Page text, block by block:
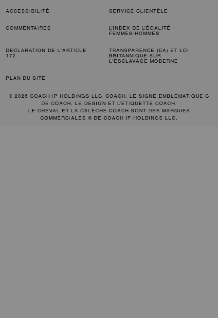
ACCESSIBILITÉ SERVICE CLIENTÈLE
COMMENTAIRES
L’INDEX DE L’ÉGALITÉ
FEMMES-HOMMES
DÉCLARATION DE L'ARTICLE
172
TRANSPARENCE (CA) ET LOI
BRITANNIQUE SUR
L'ESCLAVAGE MODERNE
PLAN DU SITE
© 2026 COACH IP HOLDINGS LLC. COACH, LE SIGNE EMBLÉMATIQUE C
DE COACH, LE DESIGN ET L’ÉTIQUETTE COACH,
LE CHEVAL ET LA CALÈCHE COACH SONT DES MARQUES
COMMERCIALES ® DE COACH IP HOLDINGS LLC.